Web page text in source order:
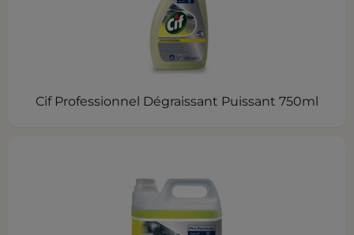
Cif Professionnel Dégraissant Puissant 750ml